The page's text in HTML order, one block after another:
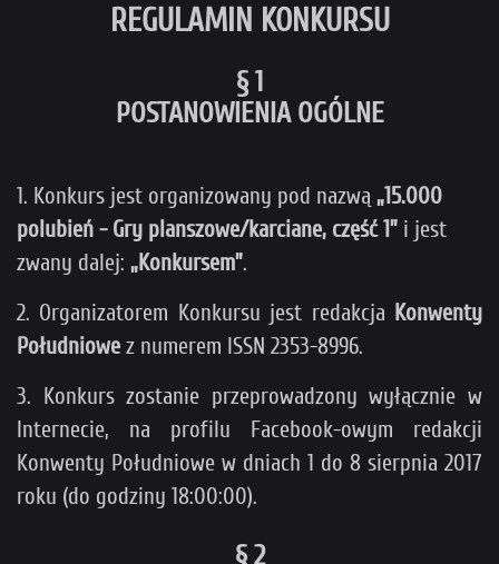
REGULAMIN KONKURSU
§ 1
POSTANOWIENIA OGÓLNE
1. Konkurs jest organizowany pod nazwą „15.000
polubień - Gry planszowe/karciane, część 1” i jest
zwany dalej: „Konkursem”.
2. Organizatorem Konkursu jest redakcja Konwenty
Południowe z numerem ISSN 2353-8996.
3. Konkurs zostanie przeprowadzony wyłącznie w
Internecie, na profilu Facebook-owym redakcji
Konwenty Południowe w dniach 1 do 8 sierpnia 2017
roku (do godziny 18:00:00).
§ 2